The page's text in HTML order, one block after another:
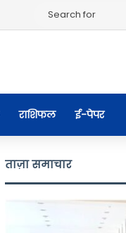
राशिफल ई-पेपर
ताज़ा समाचार